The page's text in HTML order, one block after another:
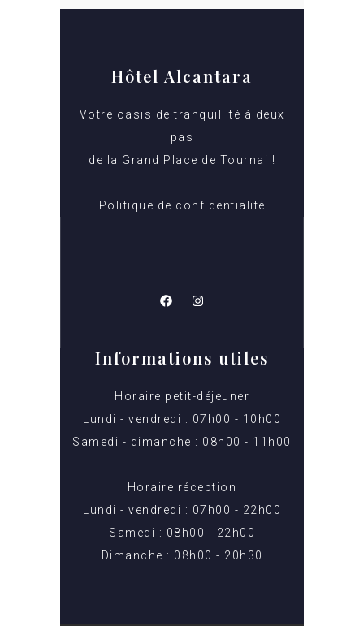
Hôtel Alcantara
Votre oasis de tranquillité à deux
pas
de la Grand Place de Tournai !
Politique de confidentialité
Informations utiles
Horaire petit-déjeuner
Lundi - vendredi : 07h00 - 10h00
Samedi - dimanche : 08h00 - 11h00
Horaire réception
Lundi - vendredi : 07h00 - 22h00
Samedi : 08h00 - 22h00
Dimanche : 08h00 - 20h30